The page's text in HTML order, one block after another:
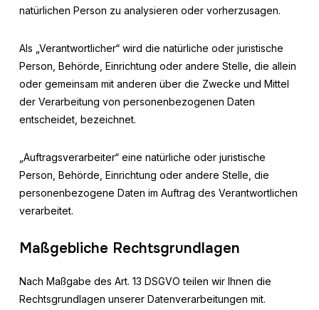
natürlichen Person zu analysieren oder vorherzusagen.
Als „Verantwortlicher“ wird die natürliche oder juristische
Person, Behörde, Einrichtung oder andere Stelle, die allein
oder gemeinsam mit anderen über die Zwecke und Mittel
der Verarbeitung von personenbezogenen Daten
entscheidet, bezeichnet.
„Auftragsverarbeiter“ eine natürliche oder juristische
Person, Behörde, Einrichtung oder andere Stelle, die
personenbezogene Daten im Auftrag des Verantwortlichen
verarbeitet.
Maßgebliche Rechtsgrundlagen
Nach Maßgabe des Art. 13 DSGVO teilen wir Ihnen die
Rechtsgrundlagen unserer Datenverarbeitungen mit.